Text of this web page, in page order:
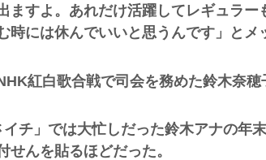
ますよ。あれだけ活躍してレギュラ
時には休んでいいと思うんです」とメ
紅白歌合戦で司会を務めた鈴木奈穂
チ」では大忙しだった鈴木アナの年
せんを貼るほどだった。